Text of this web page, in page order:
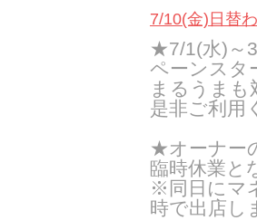
7/10(金)日替
★7/1(水)～
ペーンスタ
まるうまも
是非ご利用
★オーナー
臨時休業と
※同日にマ
時で出店し